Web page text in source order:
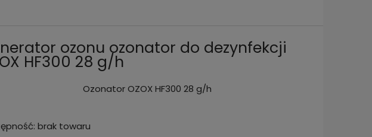
ozonu ozonator do dezynfekcji
HF300 28 g/h
Ozonator OZOX HF300 28 g/h
brak towaru